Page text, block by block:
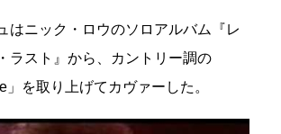
はニック・ロウのソロアルバム『レ
ラスト』から、カントリー調の
」を取り上げてカヴァーした。